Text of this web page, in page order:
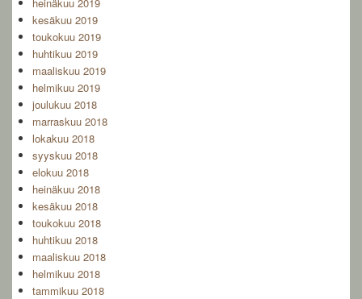
kesäkuu 2019
toukokuu 2019
huhtikuu 2019
maaliskuu 2019
helmikuu 2019
joulukuu 2018
marraskuu 2018
lokakuu 2018
syyskuu 2018
elokuu 2018
heinäkuu 2018
kesäkuu 2018
toukokuu 2018
huhtikuu 2018
maaliskuu 2018
helmikuu 2018
tammikuu 2018